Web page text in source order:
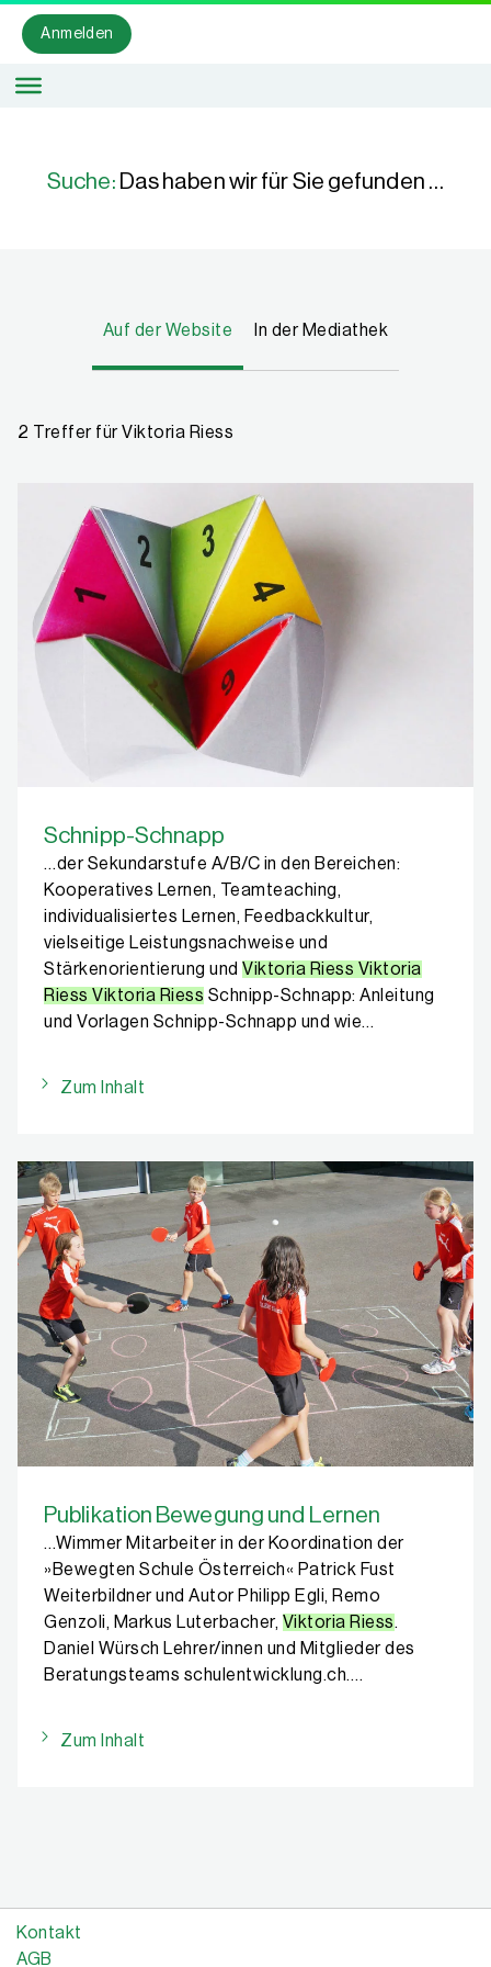
Anmelden
IQES SUCHE
Suche: Das haben wir für Sie gefunden …
Auf der Website In der Mediathek
2 Treffer für Viktoria Riess
Schnipp-Schnapp
…der Sekundarstufe A/B/C in den Bereichen:
Kooperatives Lernen, Teamteaching,
individualisiertes Lernen, Feedbackkultur,
vielseitige Leistungsnachweise und
Stärkenorientierung und Viktoria Riess Viktoria
Riess Viktoria Riess Schnipp-Schnapp: Anleitung
und Vorlagen Schnipp-Schnapp und wie…
Zum Inhalt
Publikation Bewegung und Lernen
…Wimmer Mitarbeiter in der Koordination der
»Bewegten Schule Österreich« Patrick Fust
Weiterbildner und Autor Philipp Egli, Remo
Genzoli, Markus Luterbacher, Viktoria Riess.
Daniel Würsch Lehrer/innen und Mitglieder des
Beratungsteams schulentwicklung.ch….
Zum Inhalt
AGB
Kontakt